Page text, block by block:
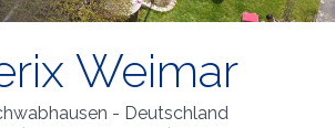
Weimar
- Deutschland